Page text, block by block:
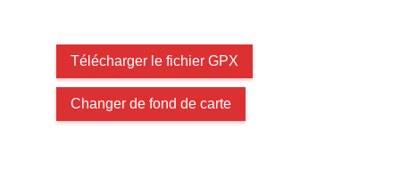
Télécharger le fichier GPX
Changer de fond de carte